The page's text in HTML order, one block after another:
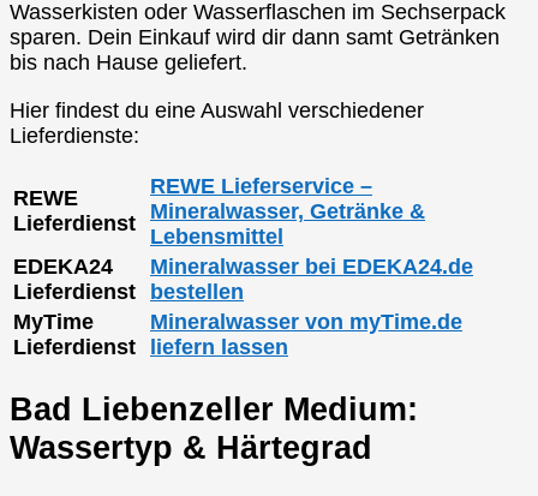
Wasserkisten oder Wasserflaschen im Sechserpack
sparen. Dein Einkauf wird dir dann samt Getränken
bis nach Hause geliefert.
Hier findest du eine Auswahl verschiedener
Lieferdienste:
REWE
Lieferdienst
REWE Lieferservice –
Mineralwasser, Getränke &
Lebensmittel
EDEKA24
Lieferdienst
Mineralwasser bei EDEKA24.de
bestellen
MyTime
Lieferdienst
Mineralwasser von myTime.de
liefern lassen
Bad Liebenzeller Medium:
Wassertyp & Härtegrad